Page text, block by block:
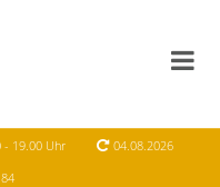
- 19.00 Uhr
04.08.2026